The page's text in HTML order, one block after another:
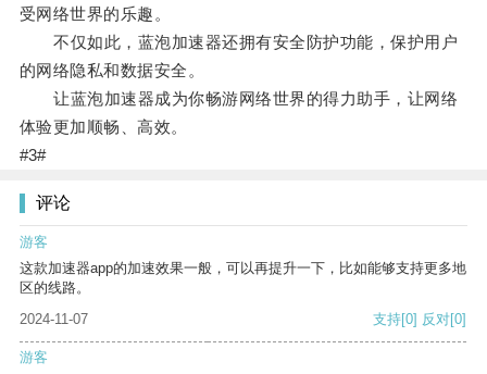
受网络世界的乐趣。
不仅如此，蓝泡加速器还拥有安全防护功能，保护用户
的网络隐私和数据安全。
让蓝泡加速器成为你畅游网络世界的得力助手，让网络
体验更加顺畅、高效。
#3#
评论
游客
这款加速器app的加速效果一般，可以再提升一下，比如能够支持更多地
区的线路。
2024-11-07
支持[0] 反对[0]
游客